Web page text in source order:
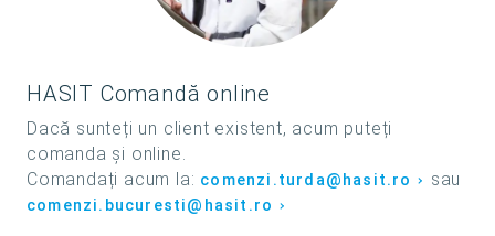
HASIT Comandă online
Dacă sunteți un client existent, acum puteți
comanda și online.
Comandați acum la: comenzi.turda@hasit.ro sau
comenzi.bucuresti@hasit.ro